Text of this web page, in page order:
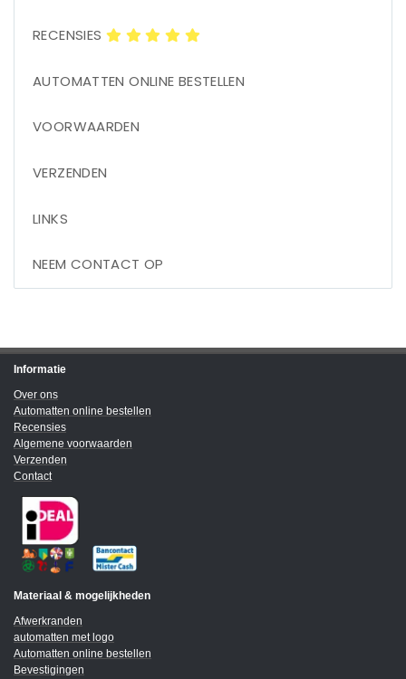
RECENSIES
AUTOMATTEN ONLINE BESTELLEN
VOORWAARDEN
VERZENDEN
LINKS
NEEM CONTACT OP
Informatie
Over ons
Automatten online bestellen
Recensies
Algemene voorwaarden
Verzenden
Contact
Materiaal & mogelijkheden
Afwerkranden
automatten met logo
Automatten online bestellen
Bevestigingen